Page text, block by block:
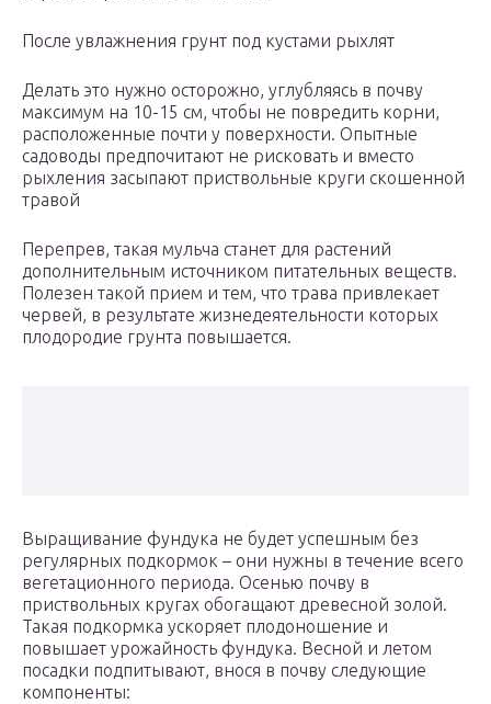
После увлажнения грунт под кустами рыхлят
Делать это нужно осторожно, углубляясь в почву
максимум на 10-15 см, чтобы не повредить корни,
расположенные почти у поверхности. Опытные
садоводы предпочитают не рисковать и вместо
рыхления засыпают приствольные круги скошенной
травой
Перепрев, такая мульча станет для растений
дополнительным источником питательных веществ.
Полезен такой прием и тем, что трава привлекает
червей, в результате жизнедеятельности которых
плодородие грунта повышается.
Выращивание фундука не будет успешным без
регулярных подкормок – они нужны в течение всего
вегетационного периода. Осенью почву в
приствольных кругах обогащают древесной золой.
Такая подкормка ускоряет плодоношение и
повышает урожайность фундука. Весной и летом
посадки подпитывают, внося в почву следующие
компоненты: